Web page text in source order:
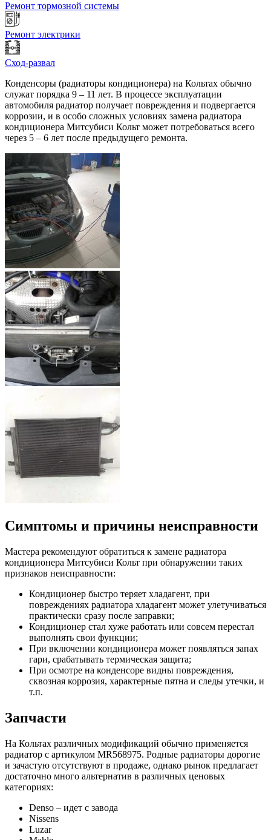
Ремонт тормозной системы
Ремонт электрики
Сход-развал
Конденсоры (радиаторы кондиционера) на Кольтах обычно
служат порядка 9 – 11 лет. В процессе эксплуатации
автомобиля радиатор получает повреждения и подвергается
коррозии, и в особо сложных условиях замена радиатора
кондиционера Митсубиси Кольт может потребоваться всего
через 5 – 6 лет после предыдущего ремонта.
Симптомы и причины неисправности
Мастера рекомендуют обратиться к замене радиатора
кондиционера Митсубиси Кольт при обнаружении таких
признаков неисправности:
Кондиционер быстро теряет хладагент, при
повреждениях радиатора хладагент может улетучиваться
практически сразу после заправки;
Кондиционер стал хуже работать или совсем перестал
выполнять свои функции;
При включении кондиционера может появляться запах
гари, срабатывать термическая защита;
При осмотре на конденсоре видны повреждения,
сквозная коррозия, характерные пятна и следы утечки, и
т.п.
Запчасти
На Кольтах различных модификаций обычно применяется
радиатор с артикулом MR568975. Родные радиаторы дорогие
и зачастую отсутствуют в продаже, однако рынок предлагает
достаточно много альтернатив в различных ценовых
категориях:
Denso – идет с завода
Nissens
Luzar